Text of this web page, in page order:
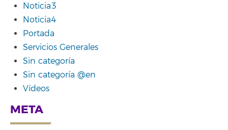
Noticia3
Noticia4
Portada
Servicios Generales
Sin categoría
Sin categoría @en
Vídeos
META